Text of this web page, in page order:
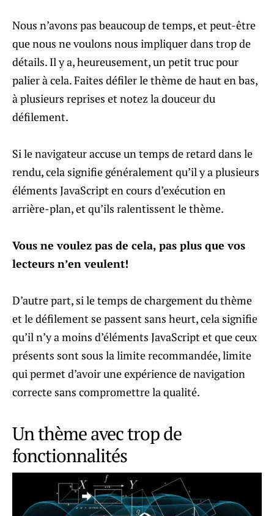
Nous n’avons pas beaucoup de temps, et peut-être
que nous ne voulons nous impliquer dans trop de
détails. Il y a, heureusement, un petit truc pour
palier à cela. Faites défiler le thème de haut en bas,
à plusieurs reprises et notez la douceur du
défilement.
Si le navigateur accuse un temps de retard dans le
rendu, cela signifie généralement qu’il y a plusieurs
éléments JavaScript en cours d’exécution en
arrière-plan, et qu’ils ralentissent le thème.
Vous ne voulez pas de cela, pas plus que vos
lecteurs n’en veulent!
D’autre part, si le temps de chargement du thème
et le défilement se passent sans heurt, cela signifie
qu’il n’y a moins d’éléments JavaScript et que ceux
présents sont sous la limite recommandée, limite
qui permet d’avoir une expérience de navigation
correcte sans compromettre la qualité.
Un thème avec trop de
fonctionnalités